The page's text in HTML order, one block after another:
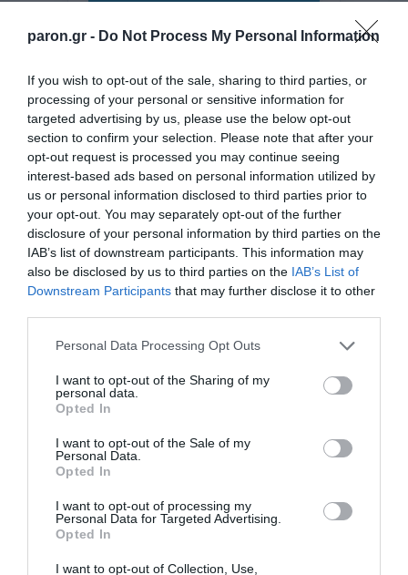
paron.gr - Do Not Process My Personal Information
If you wish to opt-out of the sale, sharing to third parties, or
processing of your personal or sensitive information for
targeted advertising by us, please use the below opt-out
section to confirm your selection. Please note that after your
opt-out request is processed you may continue seeing
interest-based ads based on personal information utilized by
us or personal information disclosed to third parties prior to
your opt-out. You may separately opt-out of the further
disclosure of your personal information by third parties on the
IAB’s list of downstream participants. This information may
also be disclosed by us to third parties on the IAB’s List of
Downstream Participants that may further disclose it to other
Please note that this website/app uses one or more Google
not limited to your visit or usage behaviour. You may click to
grant or deny consent to Google and its third-party tags to
use your data for below specified purposes in below Google
consent section.
Personal Data Processing Opt Outs
I want to opt-out of the Sharing of my
personal data.
Opted In
I want to opt-out of the Sale of my
Personal Data.
Opted In
I want to opt-out of processing my
Personal Data for Targeted Advertising.
Opted In
I want to opt-out of Collection, Use,
Προβληματίζει το κύμα φυγής των συνταξιούχων
Αντίστροφη μέτρηση για το Μπέρμιγχαμ 2026:
Ιστορική ελληνική παρουσία στο Ευρωπαϊκό Στίβου
Η Ναυτιλία εκπέμπει «SOS»
Τι πρέπει να κάνετε σε περίπτωση που σας τσιμπήσει
μωβ μέδουσα
Πώς να κάνετε «smart spending» στις φετινές σας
διακοπές
το Super Cup